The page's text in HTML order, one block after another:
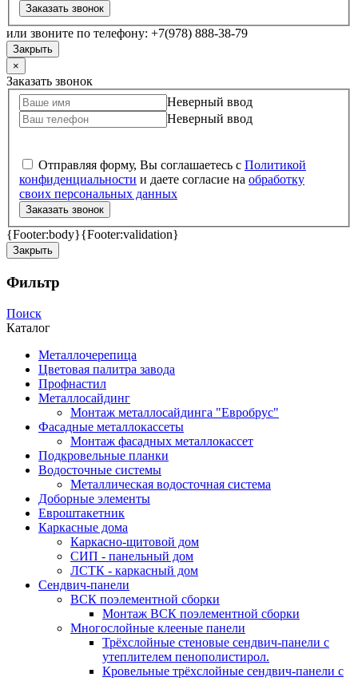
Заказать звонок
или звоните по телефону: +7(978) 888-38-79
Закрыть
×
Заказать звонок
Неверный ввод
Неверный ввод
Отправляя форму, Вы соглашаетесь с Политикой
конфиденциальности и даете согласие на обработку
своих персональных данных
Заказать звонок
{Footer:body}{Footer:validation}
Закрыть
Фильтр
Поиск
Каталог
Металлочерепица
Цветовая палитра завода
Профнастил
Металлосайдинг
Монтаж металлосайдинга "Евробрус"
Фасадные металлокассеты
Монтаж фасадных металлокассет
Подкровельные планки
Водосточные системы
Металлическая водосточная система
Доборные элементы
Евроштакетник
Каркасные дома
Каркасно-щитовой дом
СИП - панельный дом
ЛСТК - каркасный дом
Сендвич-панели
ВСК поэлементной сборки
Монтаж ВСК поэлементной сборки
Многослойные клееные панели
Трёхслойные стеновые сендвич-панели с
утеплителем пенополистирол.
Кровельные трёхслойные сендвич-панели с